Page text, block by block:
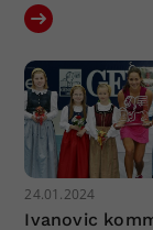
24.01.2024
Ivanovic